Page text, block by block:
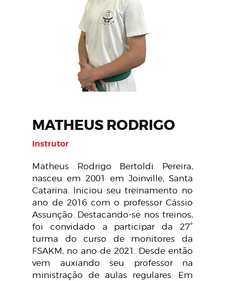
MATHEUS RODRIGO
Instrutor
Matheus Rodrigo Bertoldi Pereira,
nasceu em 2001 em Joinville, Santa
Catarina. Iniciou seu treinamento no
ano de 2016 com o professor Cássio
Assunção. Destacando-se nos treinos,
foi convidado a participar da 27°
turma do curso de monitores da
FSAKM, no ano de 2021. Desde então
vem auxiando seu professor na
ministração de aulas regulares. Em